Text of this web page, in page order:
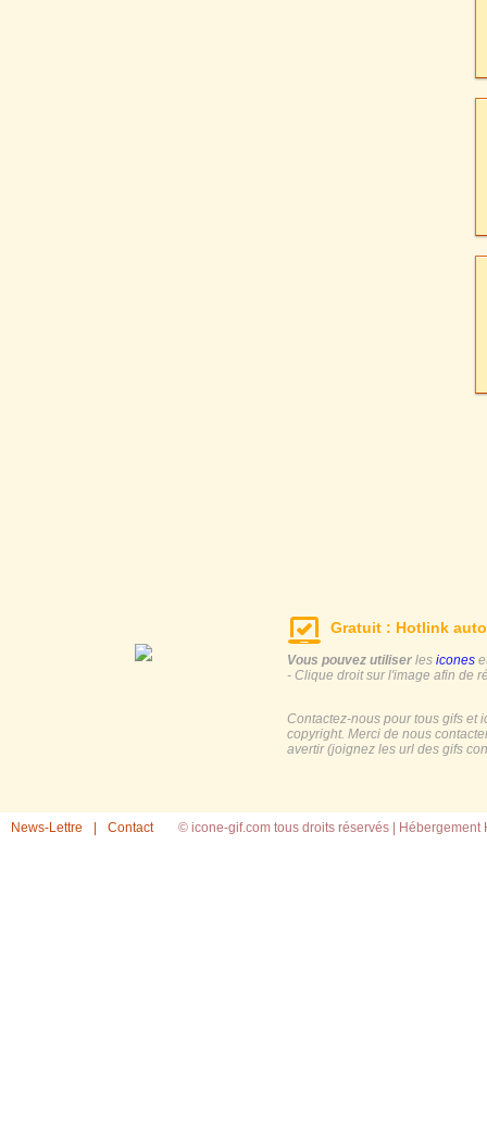
Gratuit : Hotlink
Vous pouvez utiliser les icones
- Clique droit sur l'image afin de
Contactez-nous pour tous gifs et
copyright. Merci de nous
avertir (joignez les url des gifs
News-Lettre Contact © icone-gif.com tous droits réservés | Hébergement